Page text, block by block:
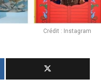
Crédit : Instagram